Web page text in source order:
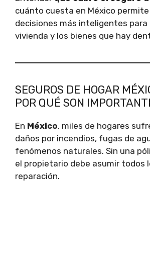
cuánto cuesta en México
decisiones más inteligentes para
vivienda y los bienes que hay
SEGUROS DE HOGAR
POR QUÉ SON
En México, miles de hogares
daños por incendios, fugas de
fenómenos naturales. Sin una
el propietario debe asumir todos
reparación.